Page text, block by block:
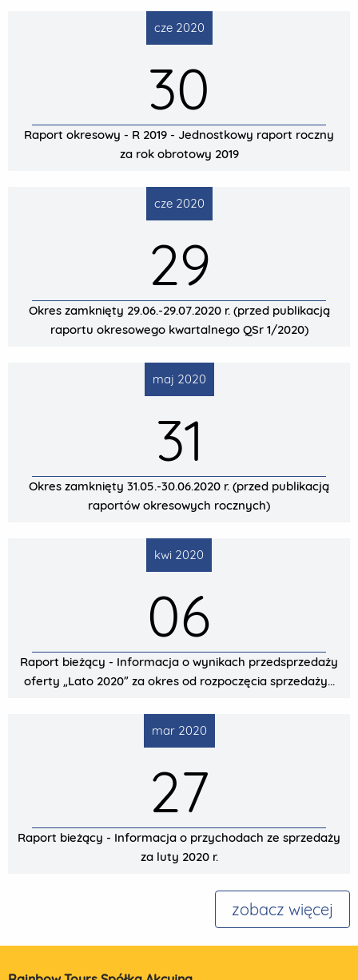
cze 2020
30
Raport okresowy - R 2019 - Jednostkowy raport roczny
za rok obrotowy 2019
cze 2020
29
Okres zamknięty 29.06.-29.07.2020 r. (przed publikacją
raportu okresowego kwartalnego QSr 1/2020)
maj 2020
31
Okres zamknięty 31.05.-30.06.2020 r. (przed publikacją
raportów okresowych rocznych)
kwi 2020
06
Raport bieżący - Informacja o wynikach przedsprzedaży
oferty „Lato 2020” za okres od rozpoczęcia sprzedaży...
mar 2020
27
Raport bieżący - Informacja o przychodach ze sprzedaży
za luty 2020 r.
zobacz więcej